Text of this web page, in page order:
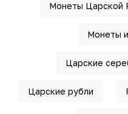
Монеты Царской
Монеты
Царские
Царские рубли